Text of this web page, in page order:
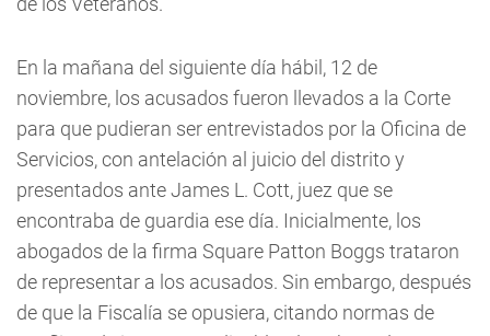
En la mañana del siguiente día hábil, 12 de
noviembre, los acusados fueron llevados a la Corte
para que pudieran ser entrevistados por la Oficina de
Servicios, con antelación al juicio del distrito y
presentados ante James L. Cott, juez que se
encontraba de guardia ese día. Inicialmente, los
abogados de la firma Square Patton Boggs trataron
de representar a los acusados. Sin embargo, después
de que la Fiscalía se opusiera, citando normas de